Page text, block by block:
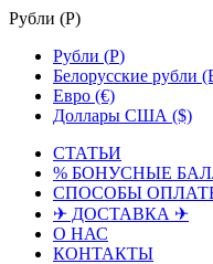
Рубли (Р)
Рубли (Р)
Белорусские рубли
Евро (€)
Доллары США ($)
СТАТЬИ
% БОНУСНЫЕ
СПОСОБЫ
✈ ДОСТАВКА ✈
О НАС
КОНТАКТЫ